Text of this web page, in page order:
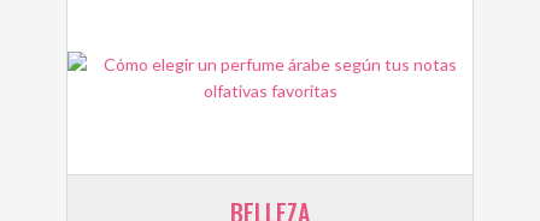
BELLEZA